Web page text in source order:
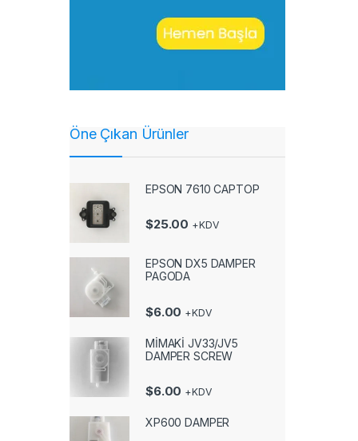
Öne Çıkan Ürünler
EPSON 7610 CAPTOP
$25.00 +KDV
EPSON DX5 DAMPER
PAGODA
$6.00 +KDV
MİMAKİ JV33/JV5
DAMPER SCREW
$6.00 +KDV
XP600 DAMPER